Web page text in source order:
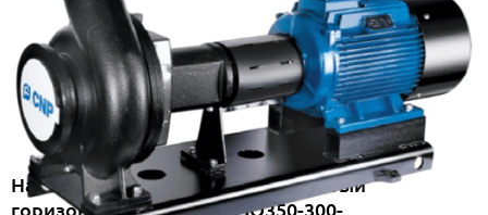
Насос консольный одноступенчатый
горизонтальный CNP NISO350-300-